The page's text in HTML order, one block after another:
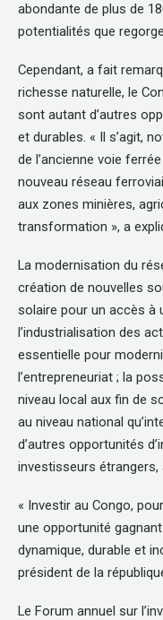
abondante de plus de
potentialités que
Cependant, a fait
richesse naturelle, le
sont autant d’autres
et durables. « Il s’agit,
de l’ancienne voie
nouveau réseau
aux zones minières,
transformation », a
La modernisation du
création de nouvelles
solaire pour un accès à
l’industrialisation des
essentielle pour
l’entrepreneuriat ; la
niveau local aux fin de
au niveau national
d’autres opportunités
investisseurs étrangers,
« Investir au Congo,
une opportunité
dynamique, durable et
président de la
Le Forum annuel sur